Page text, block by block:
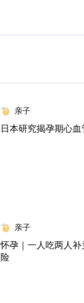
亲子
日本研究揭孕期心
亲子
怀孕｜一人吃两人
险